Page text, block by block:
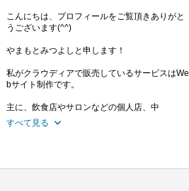
こんにちは、プロフィールをご覧頂きありがと
うございます(^^)
やまもとみつよしと申します！
私がクラウディアで販売しているサービスはWe
bサイト制作です。
主に、飲食店やサロンなどの個人店、中
すべて見る